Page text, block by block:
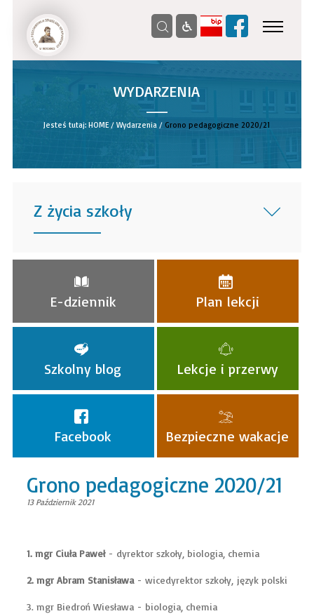
WYDARZENIA
__
Jesteś tutaj:HOME /Wydarzenia / Grono pedagogiczne 2020/21
Z życia szkoły
______
E-dziennik Plan lekcji
Szkolny blog Lekcje i przerwy
Facebook Bezpieczne wakacje
Grono pedagogiczne 2020/21
13 Październik 2021
1. mgr Ciuła Paweł - dyrektor szkoły, biologia, chemia
2. mgr Abram Stanisława - wicedyrektor szkoły, język polski
3. mgr Biedroń Wiesława - biologia, chemia